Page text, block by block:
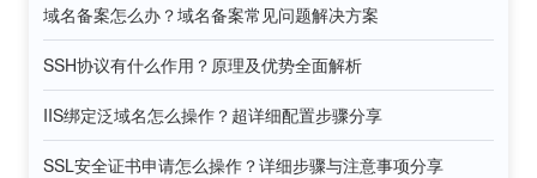
域名备案怎么办？域名备案常见问题解决方案
SSH协议有什么作用？原理及优势全面解析
IIS绑定泛域名怎么操作？超详细配置步骤分享
SSL安全证书申请怎么操作？详细步骤与注意事项分享